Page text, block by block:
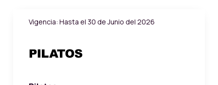
Vigencia: Hasta el 30 de Junio del 2026